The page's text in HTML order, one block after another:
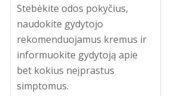
Stebėkite odos pokyčius,
naudokite gydytojo
rekomenduojamus kremus ir
informuokite gydytoją apie
bet kokius neįprastus
simptomus.